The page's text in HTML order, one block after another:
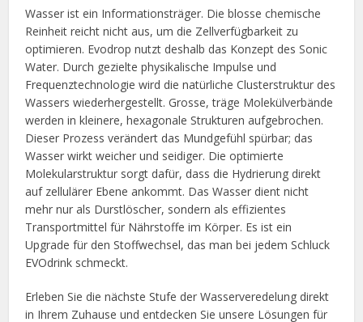
Wasser ist ein Informationsträger. Die blosse chemische
Reinheit reicht nicht aus, um die Zellverfügbarkeit zu
optimieren. Evodrop nutzt deshalb das Konzept des Sonic
Water. Durch gezielte physikalische Impulse und
Frequenztechnologie wird die natürliche Clusterstruktur des
Wassers wiederhergestellt. Grosse, träge Molekülverbände
werden in kleinere, hexagonale Strukturen aufgebrochen.
Dieser Prozess verändert das Mundgefühl spürbar; das
Wasser wirkt weicher und seidiger. Die optimierte
Molekularstruktur sorgt dafür, dass die Hydrierung direkt
auf zellulärer Ebene ankommt. Das Wasser dient nicht
mehr nur als Durstlöscher, sondern als effizientes
Transportmittel für Nährstoffe im Körper. Es ist ein
Upgrade für den Stoffwechsel, das man bei jedem Schluck
EVOdrink schmeckt.
Erleben Sie die nächste Stufe der Wasserveredelung direkt
in Ihrem Zuhause und entdecken Sie unsere Lösungen für